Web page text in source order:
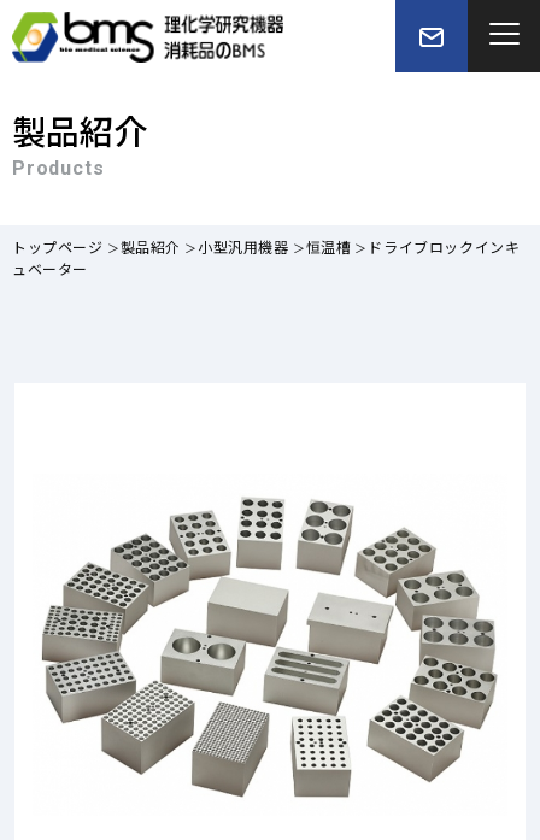
製品紹介
Products
トップページ 製品紹介 小型汎用機器 恒温槽
ドライブロックインキ
ュベーター